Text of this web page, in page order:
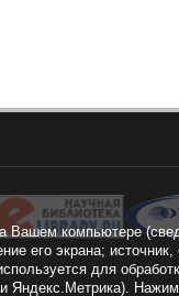
Вашем компьютере
его экрана;
для
и Яндекс.Метрика).